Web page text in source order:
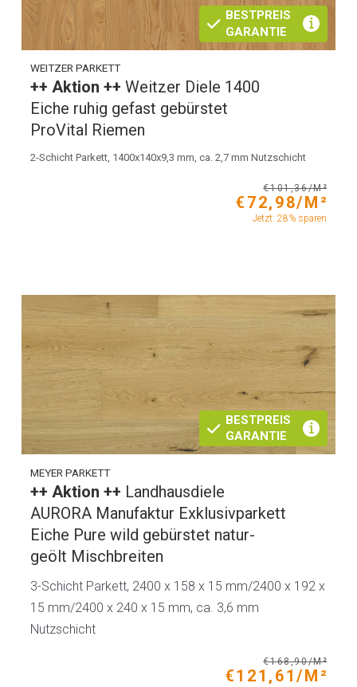
BESTPREIS
GARANTIE
WEITZER PARKETT
++ Aktion ++Weitzer Diele 1400
Eiche ruhig gefast gebürstet
ProVital Riemen
2-Schicht Parkett, 1400x140x9,3 mm, ca. 2,7 mm Nutzschicht
€101,36/M²
€72,98/M²
Jetzt: 28% sparen
BESTPREIS
GARANTIE
MEYER PARKETT
++ Aktion ++ Landhausdiele
AURORA Manufaktur Exklusivparkett
Eiche Pure wild gebürstet natur-
geölt Mischbreiten
3-Schicht Parkett, 2400 x 158 x 15 mm/2400 x 192 x
15 mm/2400 x 240 x 15 mm, ca. 3,6 mm
Nutzschicht
€168,90/M²
€121,61/M²